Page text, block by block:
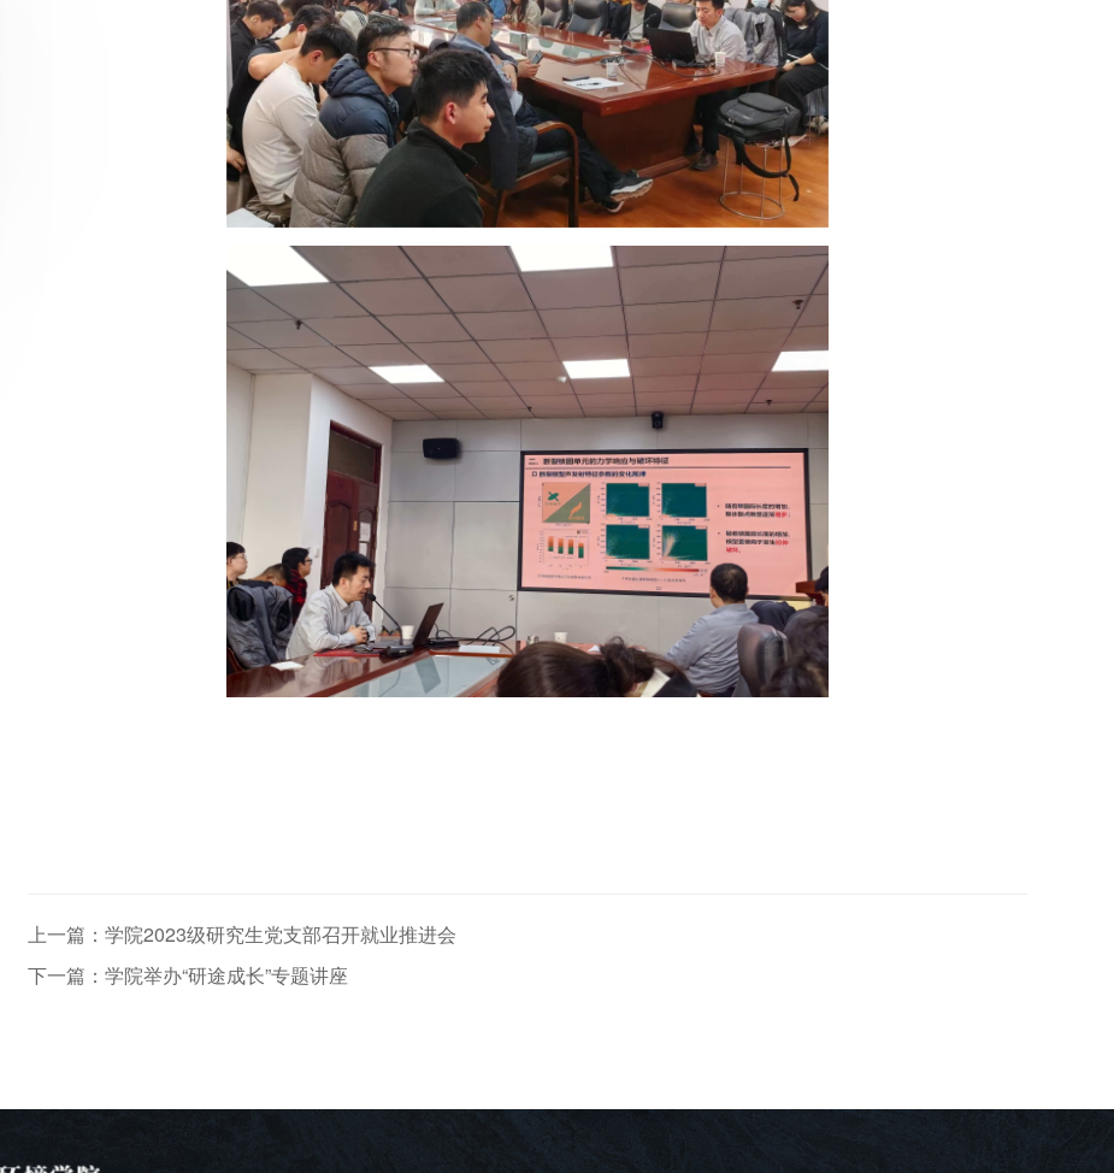
上一篇：学院2023级研究生党支部召开就业推进会​
下一篇：学院举办“研途成长”专题讲座